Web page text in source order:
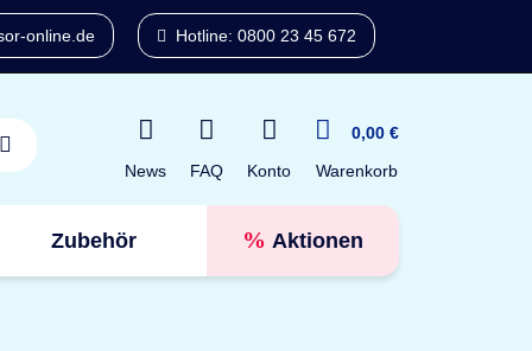
online.de Hotline: 0800 23 45 672
News FAQ Konto
0,00 €
Warenkorb
Zubehör Aktionen